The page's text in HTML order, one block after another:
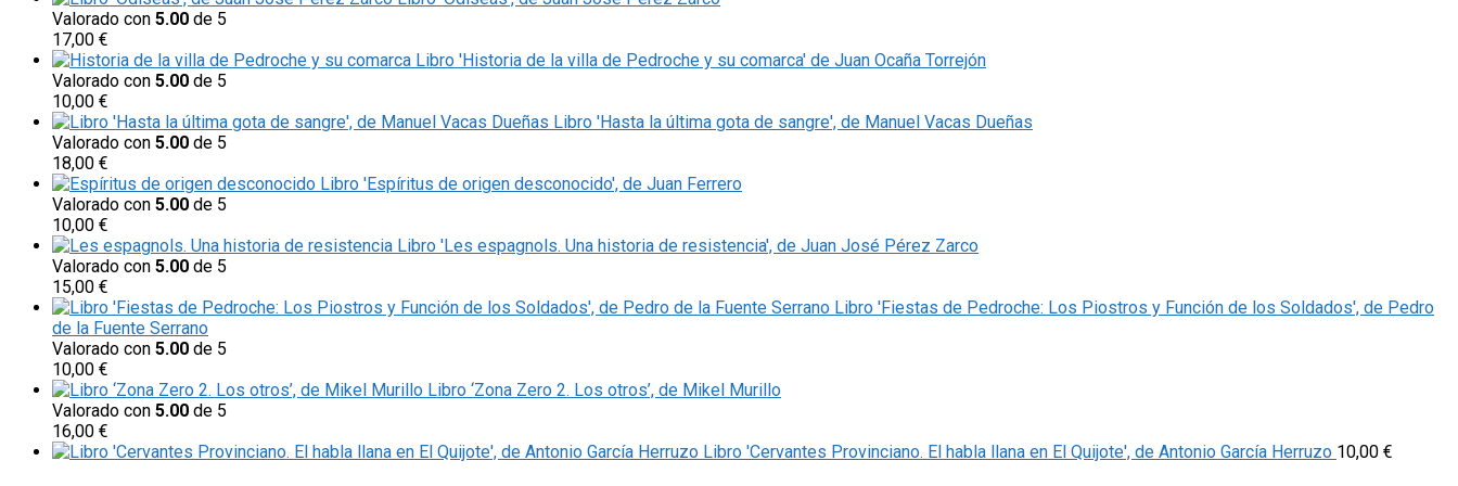
Valorado con 5.00 de 5
17,00 €
Libro 'Historia de la villa de Pedroche y su comarca' de Juan Ocaña Torrejón
Valorado con 5.00 de 5
10,00 €
Libro 'Hasta la última gota de sangre', de Manuel Vacas Dueñas
Valorado con 5.00 de 5
18,00 €
Libro 'Espíritus de origen desconocido', de Juan Ferrero
Valorado con 5.00 de 5
10,00 €
Libro 'Les espagnols. Una historia de resistencia', de Juan José Pérez Zarco
Valorado con 5.00 de 5
15,00 €
Libro 'Fiestas de Pedroche: Los Piostros y Función de los Soldados', de Pedro
de la Fuente Serrano
Valorado con 5.00 de 5
10,00 €
Libro ‘Zona Zero 2. Los otros’, de Mikel Murillo
Valorado con 5.00 de 5
16,00 €
Libro 'Cervantes Provinciano. El habla llana en El Quijote', de Antonio García Herruzo 10,00 €